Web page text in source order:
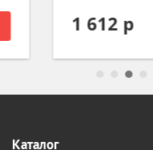
1 612 р
Каталог